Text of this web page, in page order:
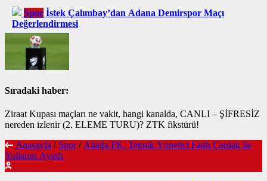
Spor İstek Çalımbay’dan Adana Demirspor Maçı
Değerlendirmesi
Sıradaki haber:
Ziraat Kupası maçları ne vakit, hangi kanalda, CANLI – ŞİFRESİZ
nereden izlenir (2. ELEME TURU)? ZTK fikstürü!
Anasayfa / Spor / Aliağa FK, Teknik Yönetici Fatih Çardak ile
Yollarını Ayırdı